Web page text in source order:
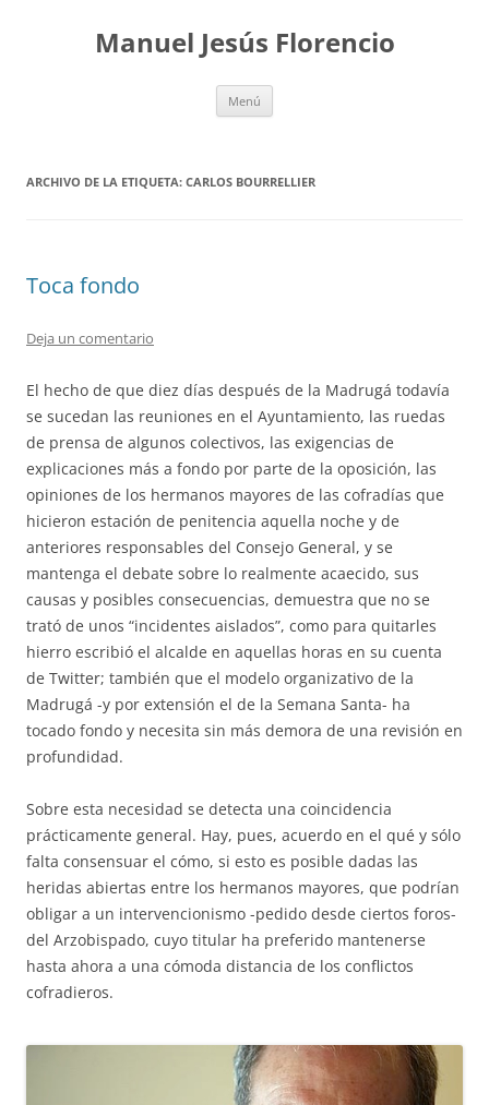
contenidoManuel Jesús Florencio
Menú
ARCHIVO DE LA ETIQUETA: CARLOS BOURRELLIER
Toca fondo
Deja un comentario
El hecho de que diez días después de la Madrugá todavía
se sucedan las reuniones en el Ayuntamiento, las ruedas
de prensa de algunos colectivos, las exigencias de
explicaciones más a fondo por parte de la oposición, las
opiniones de los hermanos mayores de las cofradías que
hicieron estación de penitencia aquella noche y de
anteriores responsables del Consejo General, y se
mantenga el debate sobre lo realmente acaecido, sus
causas y posibles consecuencias, demuestra que no se
trató de unos “incidentes aislados”, como para quitarles
hierro escribió el alcalde en aquellas horas en su cuenta
de Twitter; también que el modelo organizativo de la
Madrugá -y por extensión el de la Semana Santa- ha
tocado fondo y necesita sin más demora de una revisión en
profundidad.
Sobre esta necesidad se detecta una coincidencia
prácticamente general. Hay, pues, acuerdo en el qué y sólo
falta consensuar el cómo, si esto es posible dadas las
heridas abiertas entre los hermanos mayores, que podrían
obligar a un intervencionismo -pedido desde ciertos foros-
del Arzobispado, cuyo titular ha preferido mantenerse
hasta ahora a una cómoda distancia de los conflictos
cofradieros.